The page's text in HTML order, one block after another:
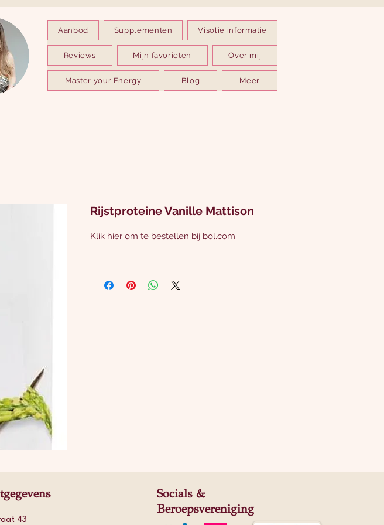
Aanbod Supplementen Visolie informatie
Reviews Mijn favorieten Over mij
Master your Energy Blog Meer
Rijstproteine Vanille Mattison
Klik hier om te bestellen bij bol.com
43
Socials &
Beroepsvereniging